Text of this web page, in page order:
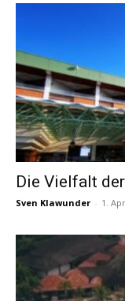
Die Vielfalt
Sven Klawunder - 1.